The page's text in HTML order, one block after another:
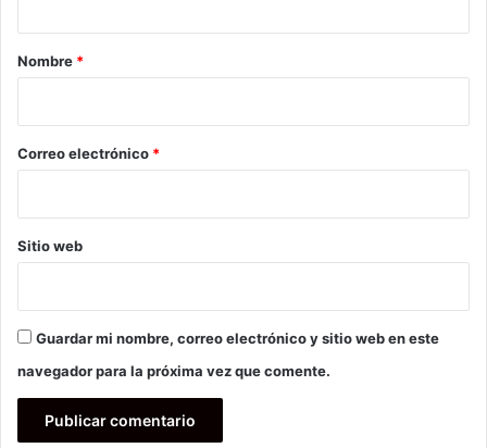
r
*
Nombre *
Correo electrónico *
Sitio web
Guardar mi nombre, correo electrónico y sitio web en este
navegador para la próxima vez que comente.